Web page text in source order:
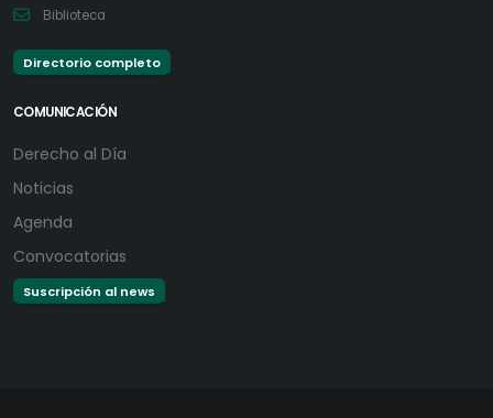
Biblioteca
Directorio completo
COMUNICACIÓN
Derecho al Día
Noticias
Agenda
Convocatorias
Suscripción al news